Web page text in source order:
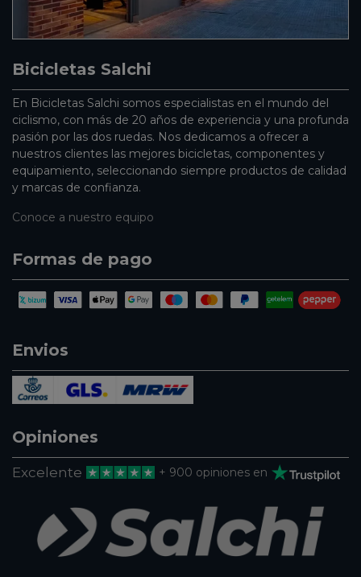
Bicicletas Salchi
En Bicicletas Salchi somos especialistas en el mundo del
ciclismo, con más de 20 años de experiencia y una profunda
pasión por las dos ruedas. Nos dedicamos a ofrecer a
nuestros clientes las mejores bicicletas, componentes y
equipamiento, seleccionando siempre productos de calidad
y marcas de confianza.
Conoce a nuestro equipo
Formas de pago
Envios
Opiniones
Excelente + 900 opiniones en